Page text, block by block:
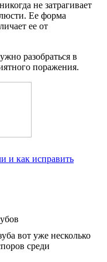
не затрагивает
Ее форма
ее от
разобраться в
поражения.
и как исправить
вот уже несколько
среди